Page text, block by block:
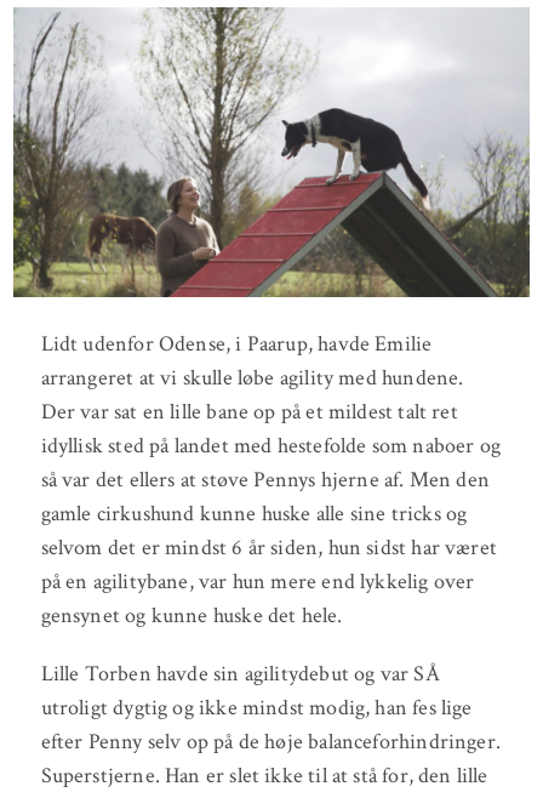
Lidt udenfor Odense, i Paarup, havde Emilie
arrangeret at vi skulle løbe agility med hundene.
Der var sat en lille bane op på et mildest talt ret
idyllisk sted på landet med hestefolde som naboer og
så var det ellers at støve Pennys hjerne af. Men den
gamle cirkushund kunne huske alle sine tricks og
selvom det er mindst 6 år siden, hun sidst har været
på en agilitybane, var hun mere end lykkelig over
gensynet og kunne huske det hele.
Lille Torben havde sin agilitydebut og var SÅ
utroligt dygtig og ikke mindst modig, han fes lige
efter Penny selv op på de høje balanceforhindringer.
Superstjerne. Han er slet ikke til at stå for, den lille